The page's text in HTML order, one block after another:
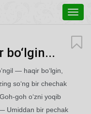
— haqir bo‘lgin,
so‘ng bir chechak
goh o‘zni yoqib
Umiddan bir pechak